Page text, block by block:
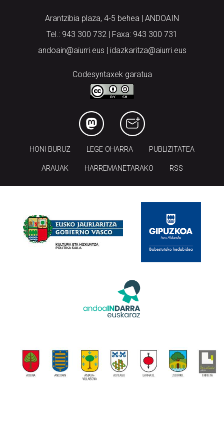
Arantzibia plaza, 4-5 behea | ANDOAIN
Tel.: 943 300 732 | Faxa: 943 300 731
andoain@aiurri.eus | idazkaritza@aiurri.eus
Codesyntaxek garatua
HONI BURUZ LEGE OHARRA PUBLIZITATEA
ARAUAK HARREMANETARAKO RSS